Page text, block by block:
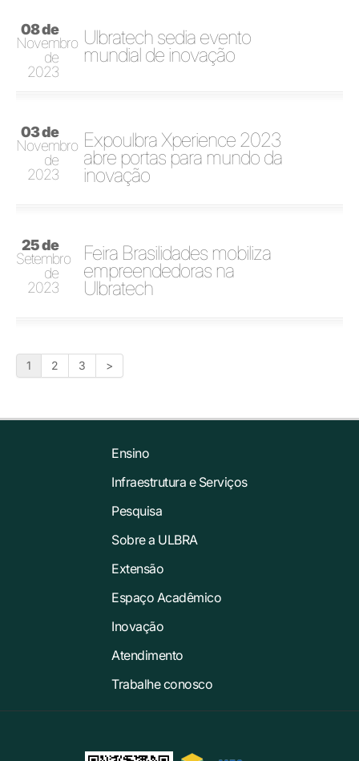
08 de
Novembro
de
2023
Ulbratech sedia evento
mundial de inovação
03 de
Novembro
de
2023
Expoulbra Xperience 2023
abre portas para mundo da
inovação
25 de
Setembro
de
2023
Feira Brasilidades mobiliza
empreendedoras na
Ulbratech
1 2 3 >
Ensino
Infraestrutura e Serviços
Pesquisa
Sobre a ULBRA
Extensão
Espaço Acadêmico
Inovação
Atendimento
Trabalhe conosco